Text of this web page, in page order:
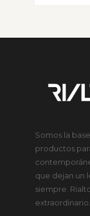
Somos la
productos
que dejan un
siempre.
extraordinario.